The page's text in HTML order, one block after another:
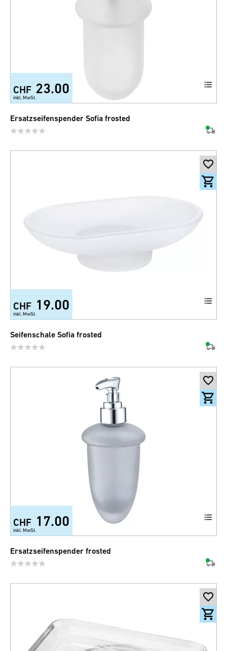
CHF 23.00
inkl. MwSt.
Ersatzseifenspender Sofia frosted
CHF 19.00
inkl. MwSt.
Seifenschale Sofia frosted
CHF 17.00
inkl. MwSt.
Ersatzseifenspender frosted